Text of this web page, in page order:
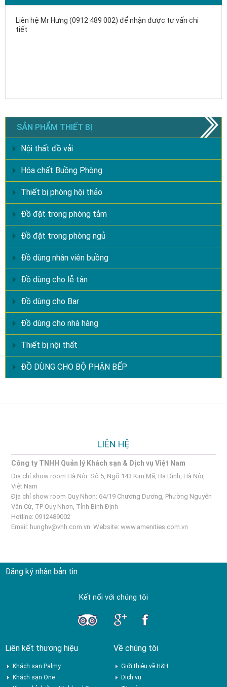
Liên hệ Mr Hưng (0912 489 002) để nhận được tư vấn chi
tiết
SẢN PHẨM THIẾT BỊ
Nội thất đồ vải
Hóa chất Buồng Phòng
Thiết bị phòng hội thảo
Đồ đặt trong phòng tắm
Đồ đặt trong phòng ngủ
Đồ dùng nhân viên buồng
Đồ dùng cho lễ tân
Đồ dùng cho Bar
Đồ dùng cho nhà hàng
Thiết bị nội thất
ĐỒ DÙNG CHO BỘ PHẬN BẾP
LIÊN HỆ
Công ty TNHH Quản lý Khách sạn & Dịch vụ Việt Nam
Địa chỉ show room Hà Nội: Số 5, Ngõ 143 Kim Mã, Ba Đình, Hà Nội,
Việt Nam
Địa chỉ show room Quy Nhơn: 64/19 Chương Dương, Phường Nguyên
Văn Cừ, TP Quy Nhơn, Tỉnh Bình Định
Hotline: 0912489002
Email: hunghv@vhh.com.vn Website:www.amenities.com.vn
Đăng ký nhận bản tin
Kết nối với chúng tôi
Liên kết thương hiệu
Khách sạn Palmy
Khách sạn One
Về chúng tôi
Giới thiệu về H&H
Dịch vụ